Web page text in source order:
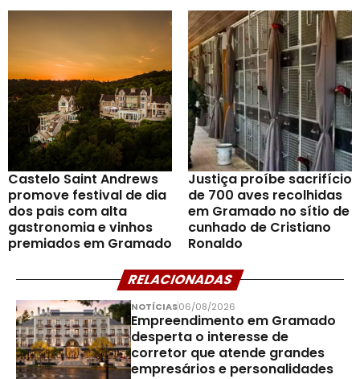
Castelo Saint Andrews
promove festival de dia
dos pais com alta
gastronomia e vinhos
premiados em Gramado
Justiça proíbe sacrifício
de 700 aves recolhidas
em Gramado no sítio de
cunhado de Cristiano
Ronaldo
RELACIONADAS
NOTÍCIAS06/08/2026
Empreendimento em Gramado
desperta o interesse de
corretor que atende grandes
empresários e personalidades